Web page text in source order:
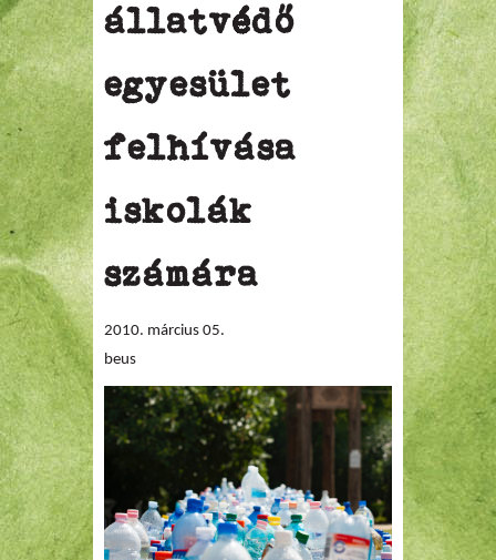
állatvédő
egyesület
felhívása
iskolák
számára
2010. március 05.
beus